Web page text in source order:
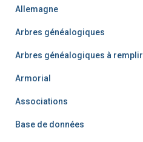
Allemagne
Arbres généalogiques
Arbres généalogiques à remplir
Armorial
Associations
Base de données